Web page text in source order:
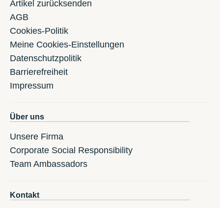
Artikel zurücksenden
AGB
Cookies-Politik
Meine Cookies-Einstellungen
Datenschutzpolitik
Barrierefreiheit
Impressum
Über uns
Unsere Firma
Corporate Social Responsibility
Team Ambassadors
Kontakt